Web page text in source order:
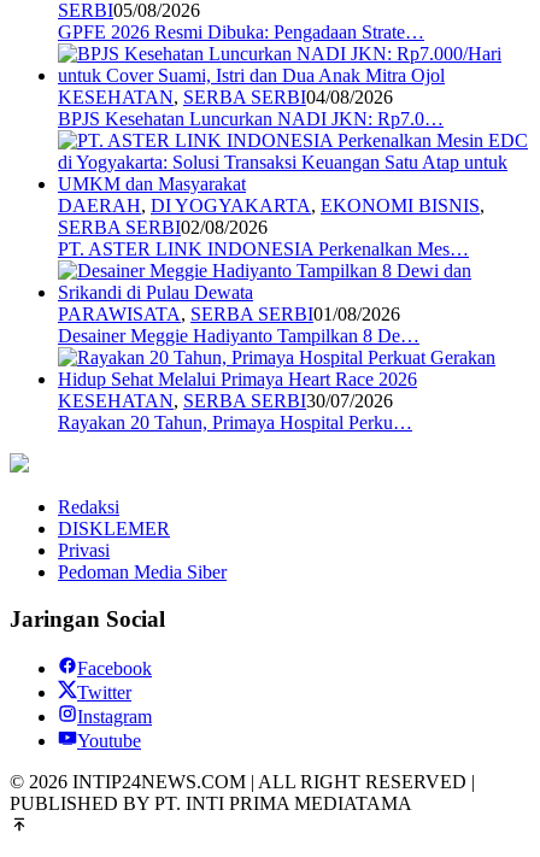
SERBI05/08/2026
GPFE 2026 Resmi Dibuka: Pengadaan Strate…
KESEHATAN, SERBA SERBI04/08/2026
BPJS Kesehatan Luncurkan NADI JKN: Rp7.0…
DAERAH, DI YOGYAKARTA, EKONOMI BISNIS,
SERBA SERBI02/08/2026
PT. ASTER LINK INDONESIA Perkenalkan Mes…
PARAWISATA, SERBA SERBI01/08/2026
Desainer Meggie Hadiyanto Tampilkan 8 De…
KESEHATAN, SERBA SERBI30/07/2026
Rayakan 20 Tahun, Primaya Hospital Perku…
Redaksi
DISKLEMER
Privasi
Pedoman Media Siber
Jaringan Social
Facebook
Twitter
Instagram
Youtube
© 2026 INTIP24NEWS.COM | ALL RIGHT RESERVED |
PUBLISHED BY PT. INTI PRIMA MEDIATAMA